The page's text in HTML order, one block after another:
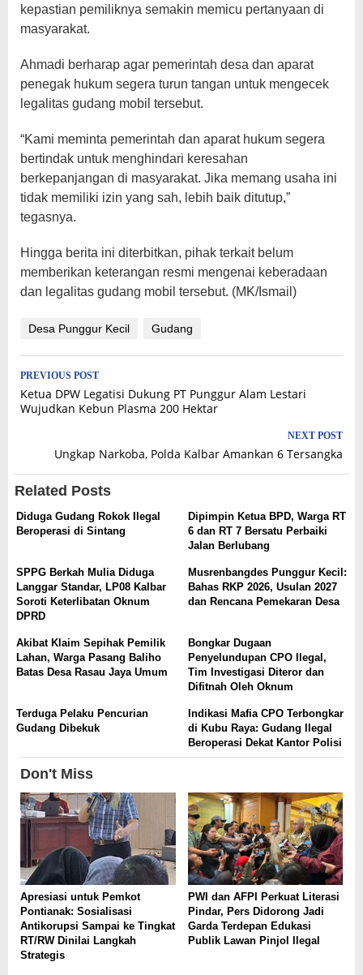
kepastian pemiliknya semakin memicu pertanyaan di
masyarakat.
Ahmadi berharap agar pemerintah desa dan aparat
penegak hukum segera turun tangan untuk mengecek
legalitas gudang mobil tersebut.
“Kami meminta pemerintah dan aparat hukum segera
bertindak untuk menghindari keresahan
berkepanjangan di masyarakat. Jika memang usaha ini
tidak memiliki izin yang sah, lebih baik ditutup,”
tegasnya.
Hingga berita ini diterbitkan, pihak terkait belum
memberikan keterangan resmi mengenai keberadaan
dan legalitas gudang mobil tersebut. (MK/Ismail)
Desa Punggur Kecil Gudang
Post
navigation
PREVIOUS POST
Ketua DPW Legatisi Dukung PT Punggur Alam Lestari
Wujudkan Kebun Plasma 200 Hektar
NEXT POST
Ungkap Narkoba, Polda Kalbar Amankan 6 Tersangka
Related Posts
Diduga Gudang Rokok Ilegal
Beroperasi di Sintang
Dipimpin Ketua BPD, Warga RT
6 dan RT 7 Bersatu Perbaiki
Jalan Berlubang
SPPG Berkah Mulia Diduga
Langgar Standar, LP08 Kalbar
Soroti Keterlibatan Oknum
DPRD
Musrenbangdes Punggur Kecil:
Bahas RKP 2026, Usulan 2027
dan Rencana Pemekaran Desa
Akibat Klaim Sepihak Pemilik
Lahan, Warga Pasang Baliho
Batas Desa Rasau Jaya Umum
Bongkar Dugaan
Penyelundupan CPO Ilegal,
Tim Investigasi Diteror dan
Difitnah Oleh Oknum
Terduga Pelaku Pencurian
Gudang Dibekuk
Indikasi Mafia CPO Terbongkar
di Kubu Raya: Gudang Ilegal
Beroperasi Dekat Kantor Polisi
Don't Miss
Apresiasi untuk Pemkot
Pontianak: Sosialisasi
Antikorupsi Sampai ke Tingkat
RT/RW Dinilai Langkah
Strategis
PWI dan AFPI Perkuat Literasi
Pindar, Pers Didorong Jadi
Garda Terdepan Edukasi
Publik Lawan Pinjol Ilegal